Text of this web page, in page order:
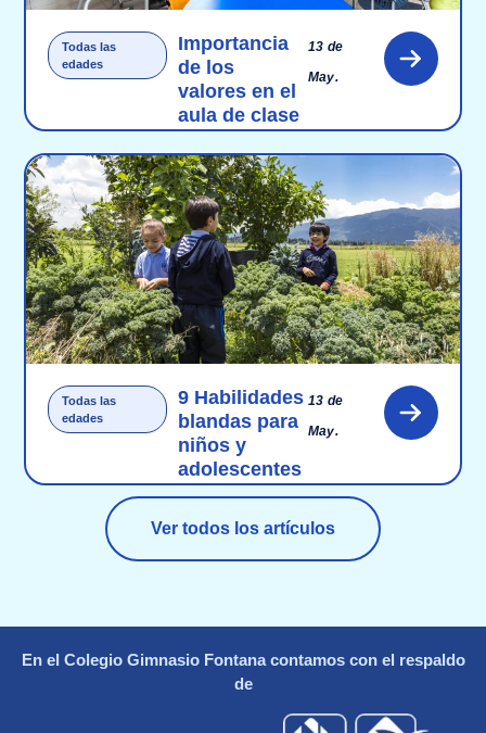
Todas las
edades
Importancia
de los
valores en el
aula de clase
13 de
May.
Todas las
edades
9 Habilidades
blandas para
niños y
adolescentes
13 de
May.
Ver todos los artículos
En el Colegio Gimnasio Fontana contamos con el respaldo
de